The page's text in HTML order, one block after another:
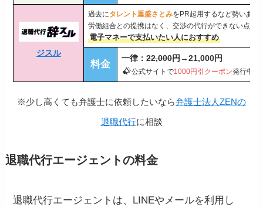
ジスル
過去にタレント重盛さとみをPR起用するなど勢いある
労働組合との提携はなく、交渉の代行ができない点の
電子マネーで支払いたい人におすすめ
料金
一律：22,000円→21,000円
公式サイトで1000円引クーポン発行中
※少し高くても弁護士に依頼したいなら弁護士法人ZENの
退職代行に相談
退職代行エージェントの料金
退職代行エージェントは、LINEやメールを利用し